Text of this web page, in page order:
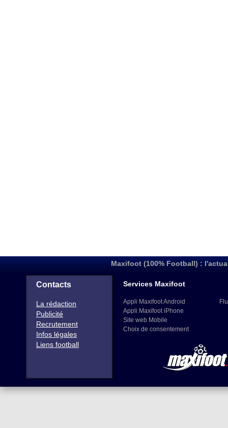
Maxifoot (100% Football) :
Contacts
La rédaction
Publicité
Recrutement
Infos légales
Liens football
Services Maxifoot
Appli Maxifoot Android
Appli Maxifoot iPhone
Site web Mobile
Choix de consentement